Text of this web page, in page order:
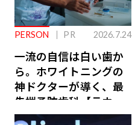
PERSON PR 2026.7.24
一流の自信は白い歯か
ら。ホワイトニングの
神ドクターが導く、最
先端予防歯科【ラウン
ジ会員特典あり】